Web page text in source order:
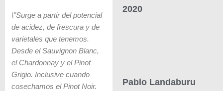
\”Surge a partir del potencial
de acidez, de frescura y de
varietales que tenemos.
Desde el Sauvignon Blanc,
el Chardonnay y el Pinot
Grigio. Inclusive cuando
cosechamos el Pinot Noir.
2020
Pablo Landaburu